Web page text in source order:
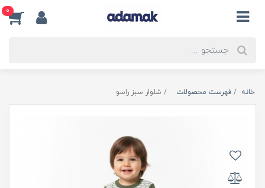
0
خانه فهرست محصولات شلوار سبز راسو